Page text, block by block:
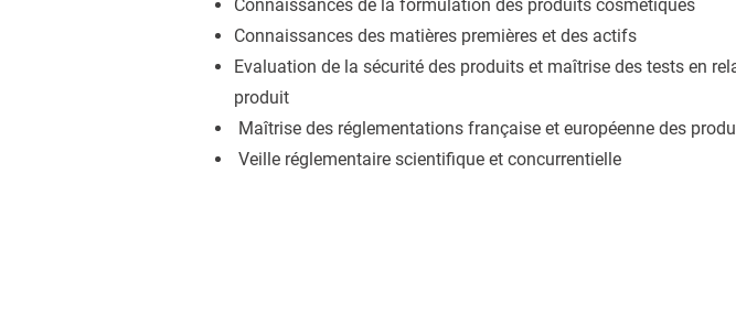
Connaissances de la formulation des produits cosmétiques
Connaissances des matières premières et des actifs
Evaluation de la sécurité des produits et maîtrise des tests en
produit
Maîtrise des réglementations française et européenne des
Veille réglementaire scientifique et concurrentielle